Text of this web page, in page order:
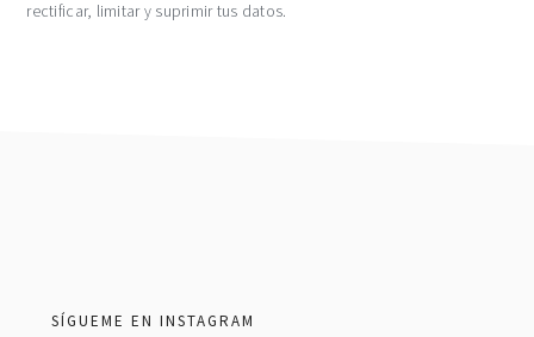
rectificar, limitar y suprimir tus datos.
SÍGUEME EN INSTAGRAM